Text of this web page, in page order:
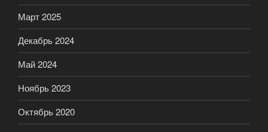
Март 2025
Декабрь 2024
Май 2024
Ноябрь 2023
Октябрь 2020